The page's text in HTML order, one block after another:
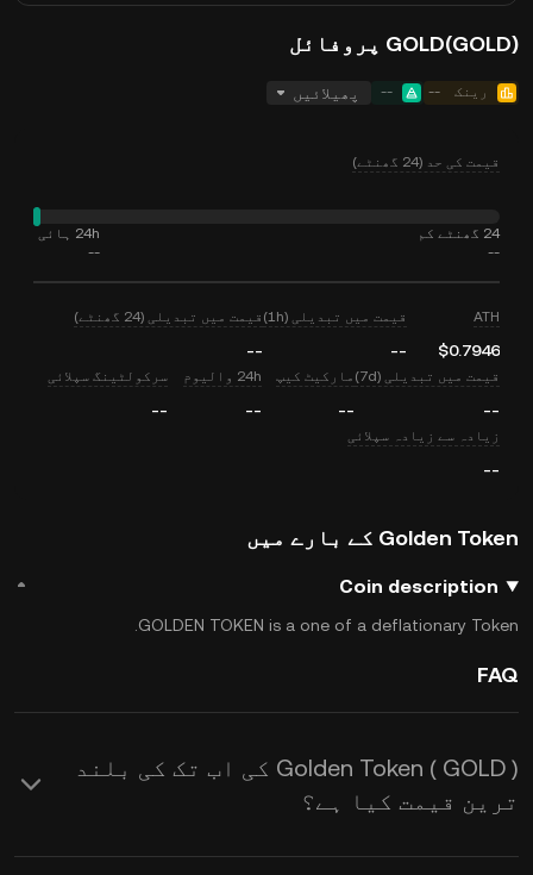
GOLD(GOLD) پروفائل
رینک --
-- پھیلائیں
قیمت کی حد (24 گھنٹے)
24 گھنٹے کم
--
24h ہائی
--
ATH
$0.7946
قیمت میں تبدیلی (1h)
--
قیمت میں تبدیلی (24 گھنٹے)
--
قیمت میں تبدیلی (7d)
--
مارکیٹ کیپ
--
24h والیوم
--
سرکولٹینگ سپلائی
--
زیادہ سے زیادہ سپلائی
--
Golden Token کے بارے میں
Coin description
GOLDEN TOKEN is a one of a deflationary Token.
FAQ
Golden Token ( GOLD ) کی اب تک کی بلند
ترین قیمت کیا ہے؟